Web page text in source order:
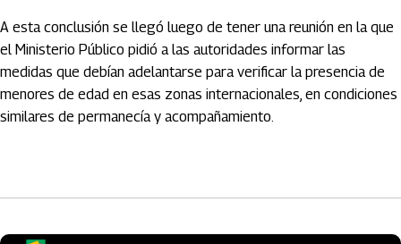
A esta conclusión se llegó luego de tener una reunión en la que
el Ministerio Público pidió a las autoridades informar las
medidas que debían adelantarse para verificar la presencia de
menores de edad en esas zonas internacionales, en condiciones
similares de permanecía y acompañamiento.